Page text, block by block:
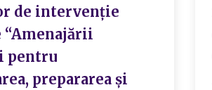
de intervenție
“Amenajării
pentru
prepararea și